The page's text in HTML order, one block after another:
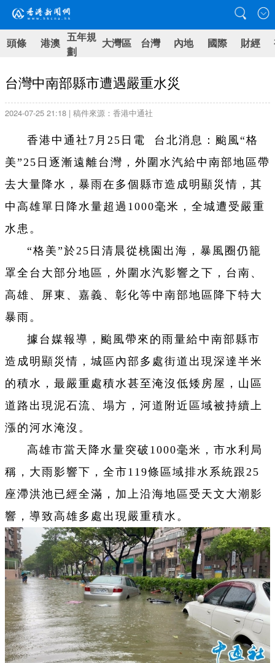
頭條 港澳 五年規
劃
大灣區 台灣 內地 國際 財經
台灣中南部縣市遭遇嚴重水災
2024-07-25 21:18 | 稿件來源：香港中通社
香港中通社7月25日電 台北消息：颱風“格
美”25日逐漸遠離台灣，外圍水汽給中南部地區帶
去大量降水，暴雨在多個縣市造成明顯災情，其
中高雄單日降水量超過1000毫米，全城遭受嚴重
水患。
“格美”於25日清晨從桃園出海，暴風圈仍籠
罩全台大部分地區，外圍水汽影響之下，台南、
高雄、屏東、嘉義、彰化等中南部地區降下特大
暴雨。
據台媒報導，颱風帶來的雨量給中南部縣市
造成明顯災情，城區內部多處街道出現深達半米
的積水，最嚴重處積水甚至淹沒低矮房屋，山區
道路出現泥石流、塌方，河道附近區域被持續上
漲的河水淹沒。
高雄市當天降水量突破1000毫米，市水利局
稱，大雨影響下，全市119條區域排水系統跟25
座滯洪池已經全滿，加上沿海地區受天文大潮影
響，導致高雄多處出現嚴重積水。